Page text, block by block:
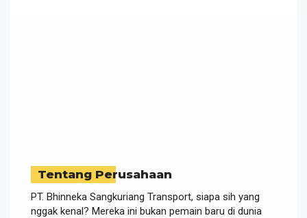
Tentang Perusahaan
PT. Bhinneka Sangkuriang Transport, siapa sih yang
nggak kenal? Mereka ini bukan pemain baru di dunia